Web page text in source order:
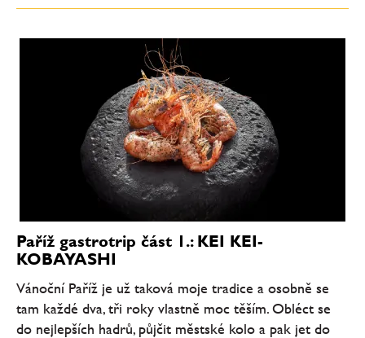
Paříž gastrotrip část 1.: KEI KEI-
KOBAYASHI
Vánoční Paříž je už taková moje tradice a osobně se
tam každé dva, tři roky vlastně moc těším. Obléct se
do nejlepších hadrů, půjčit městské kolo a pak jet do